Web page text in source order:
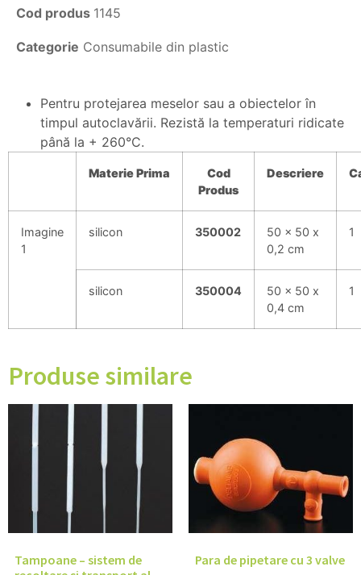
Cod produs 1145
Categorie Consumabile din plastic
Pentru protejarea meselor sau a obiectelor în
timpul autoclavării. Rezistă la temperaturi ridicate
până la + 260°C.
MateriePrima
Cod
Produs
Descriere
Imagine
1
silicon 350002
50 x 50 x
0,2 cm
1
silicon 350004
50 x 50 x
0,4 cm
1
Produse similare
Tampoane – sistem de
Para de pipetare cu 3 valve